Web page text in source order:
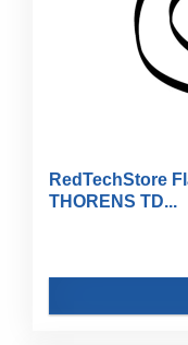
RedTechStore
THORENS TD...